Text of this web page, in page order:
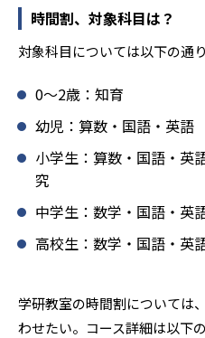
報にも精通しており、学習相
ミュニケーションにも対応し
学研教室では、楽しく生き生
知・情・意のバランスのとれ
でのあいさつ」「くつ・かば
面の指導も実施し、全人的な
メリットと言えるだろう。
学研教室のデメリットとして
分、生徒によっては物足りな
時間割、対象科目は？
対象科目については以下の通り
0〜2歳：知育
幼児：算数・国語・英語
小学生：算数・国語・英
究
中学生：数学・国語・英
高校生：数学・国語・英
学研教室の時間割については
わせたい。コース詳細は以下の